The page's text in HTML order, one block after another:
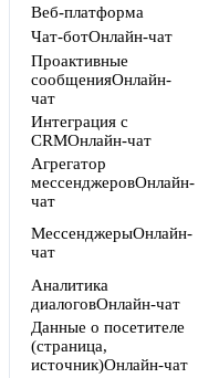
Веб-платформа
Чат-ботОнлайн-чат
Проактивные
сообщенияОнлайн-
чат
Интеграция с
CRMОнлайн-чат
Агрегатор
мессенджеровОнлайн-
чат
МессенджерыОнлайн-
чат
Аналитика
диалоговОнлайн-чат
Данные о посетителе
(страница,
источник)Онлайн-чат